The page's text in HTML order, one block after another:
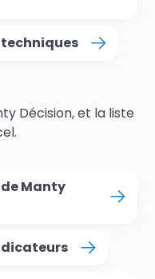
techniques
Décision, et la liste
Manty